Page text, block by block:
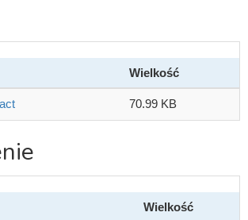
Wielkość
70.99 KB
Wielkość